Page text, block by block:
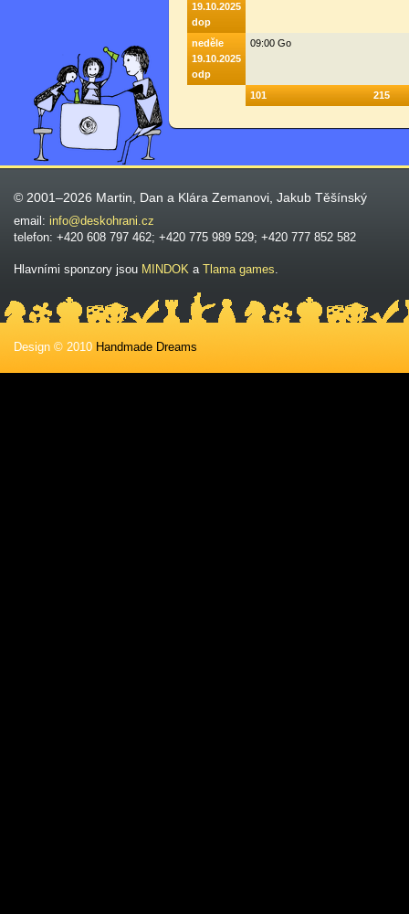
19.10.2025
dop
neděle
19.10.2025
odp
09:00 Go
101 215
© 2001–2026 Martin, Dan a Klára Zemanovi, Jakub Těšínský
email: info@deskohrani.cz
telefon: +420 608 797 462; +420 775 989 529; +420 777 852 582
Hlavními sponzory jsou MINDOK a Tlama games.
Design © 2010 Handmade Dreams